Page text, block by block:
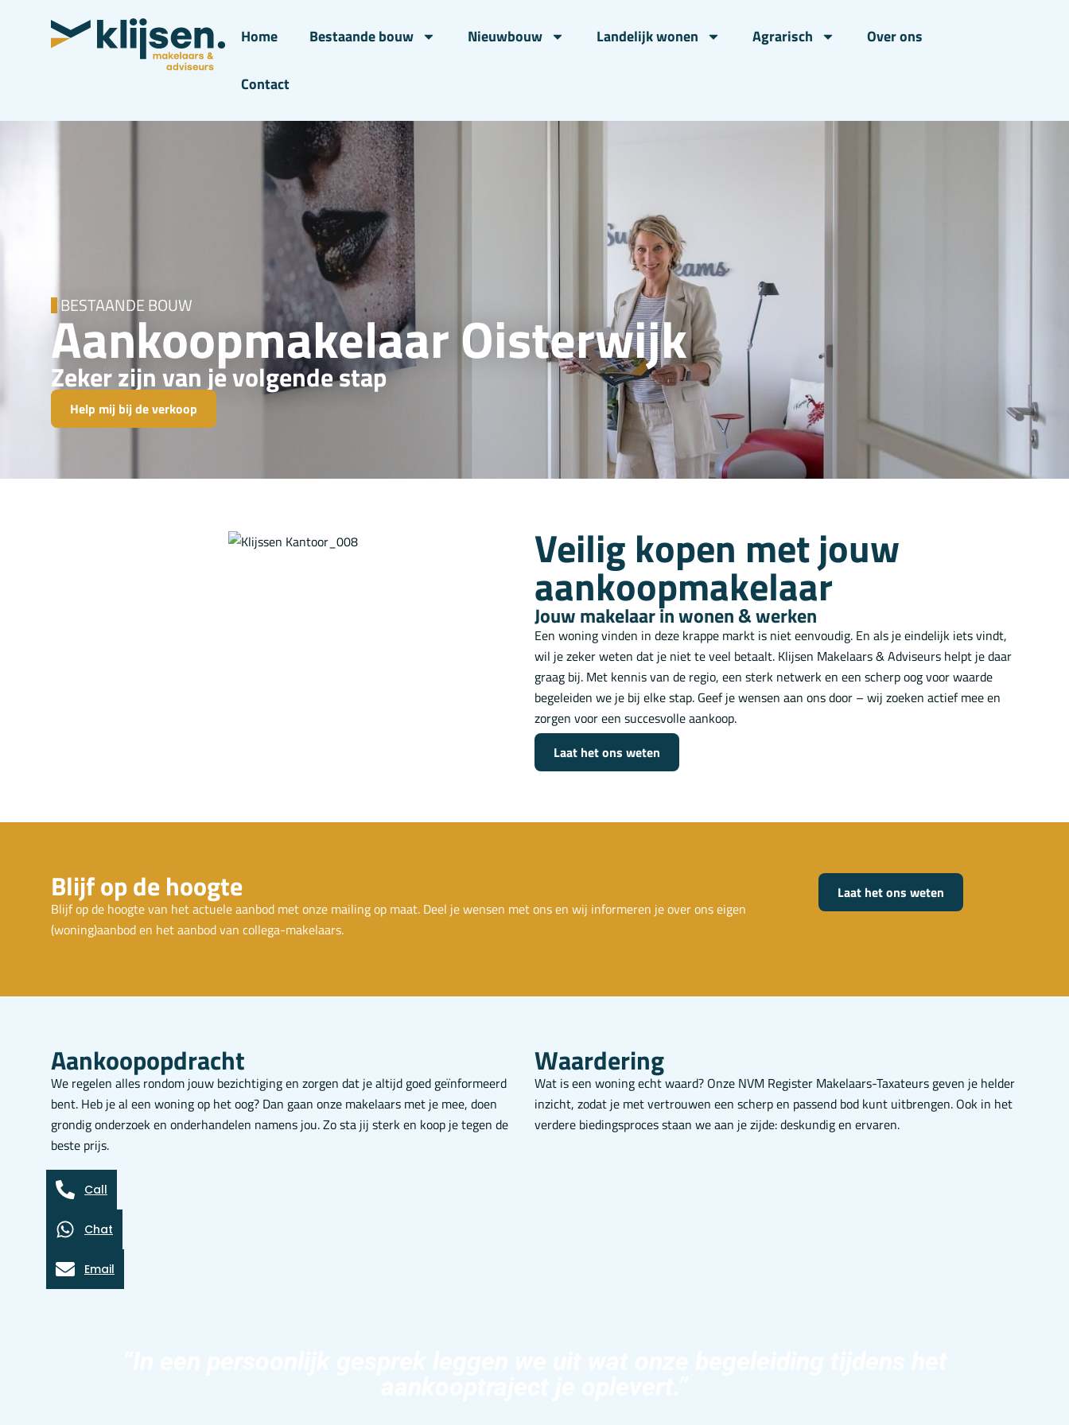
Home Bestaande bouw Nieuwbouw Landelijk wonen Agrarisch Over ons
Contact
BESTAANDE BOUW
Aankoopmakelaar Oisterwijk
Zeker zijn van je volgende stap
Help mij bij de verkoop
Veilig kopen met jouw
aankoopmakelaar
Jouw makelaar in wonen & werken
Een woning vinden in deze krappe markt is niet eenvoudig. En als je eindelijk iets vindt,
wil je zeker weten dat je niet te veel betaalt. Klijsen Makelaars & Adviseurs helpt je daar
graag bij. Met kennis van de regio, een sterk netwerk en een scherp oog voor waarde
begeleiden we je bij elke stap. Geef je wensen aan ons door – wij zoeken actief mee en
zorgen voor een succesvolle aankoop.
Laat het ons weten
Blijf op de hoogte
Blijf op de hoogte van het actuele aanbod met onze mailing op maat. Deel je wensen met ons en wij informeren je over ons eigen
(woning)aanbod en het aanbod van collega-makelaars.
Laat het ons weten
Aankoopopdracht
We regelen alles rondom jouw bezichtiging en zorgen dat je altijd goed geïnformeerd
bent. Heb je al een woning op het oog? Dan gaan onze makelaars met je mee, doen
grondig onderzoek en onderhandelen namens jou. Zo sta jij sterk en koop je tegen de
beste prijs.
Waardering
Wat is een woning echt waard? Onze NVM Register Makelaars-Taxateurs geven je helder
inzicht, zodat je met vertrouwen een scherp en passend bod kunt uitbrengen. Ook in het
verdere biedingsproces staan we aan je zijde: deskundig en ervaren.
Call
Chat
Email